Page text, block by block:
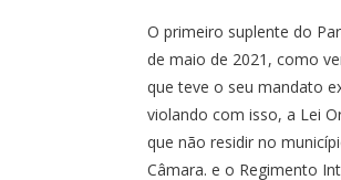
O primeiro suplente do
de maio de 2021, como
que teve o seu mandato
violando com isso, a Lei
que não residir no
Câmara. e o Regimento